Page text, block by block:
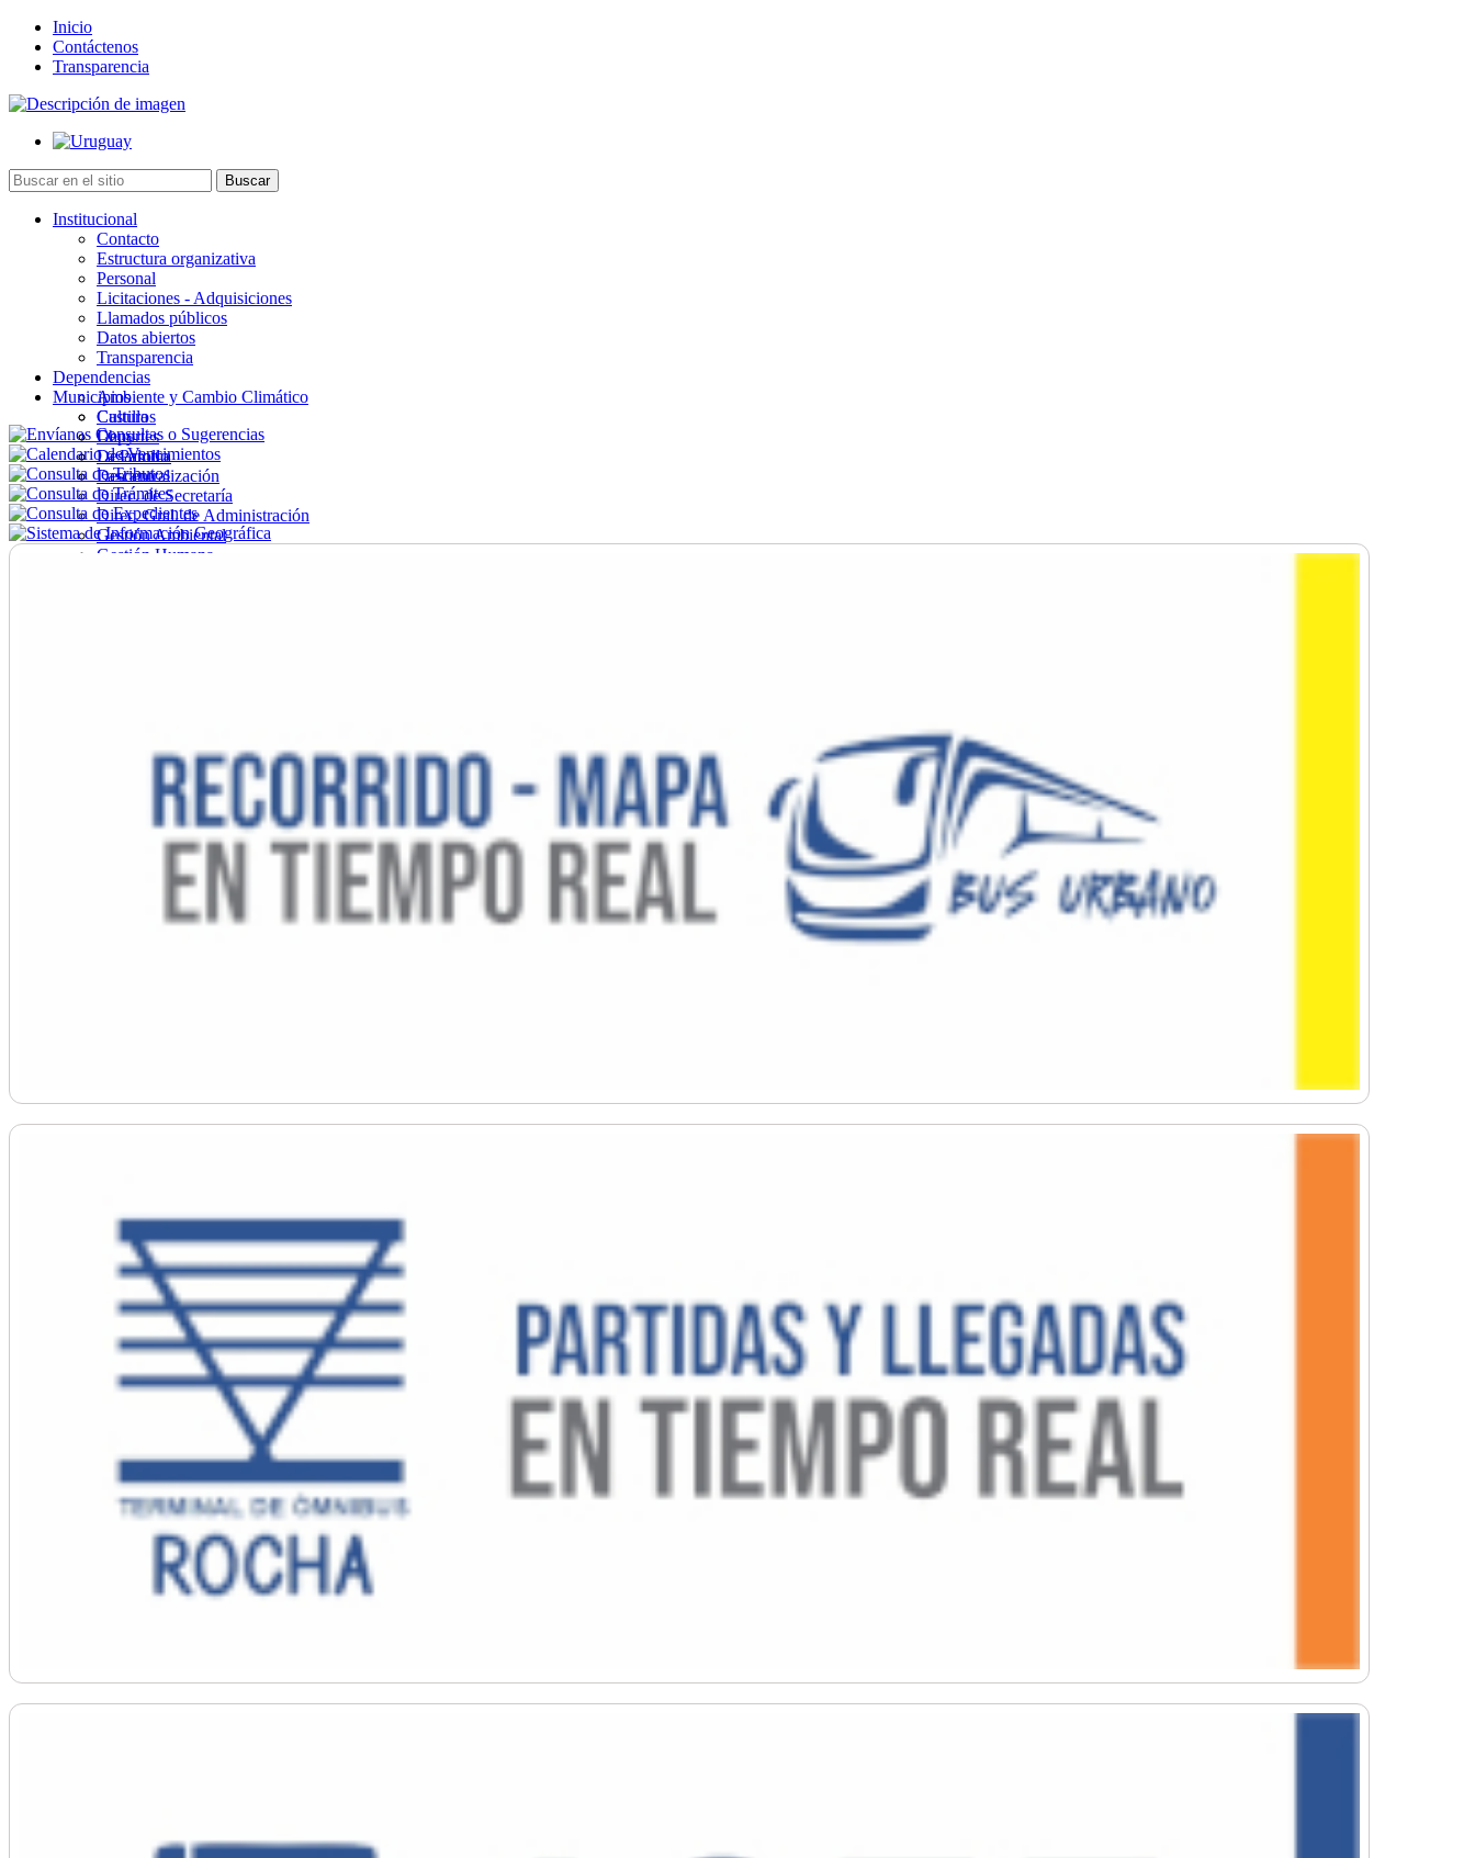
Inicio
Contáctenos
Transparencia
Institucional
Contacto
Estructura organizativa
Personal
Licitaciones - Adquisiciones
Llamados públicos
Datos abiertos
Transparencia
Dependencias
Ambiente y Cambio Climático
Cultura
Deportes
Desarrollo
Descentralización
Direc. de Secretaría
Direc. Gral. de Administración
Gestión Ambiental
Gestión Humana
Municipios
Castillos
Chuy
La Paloma
Lascano